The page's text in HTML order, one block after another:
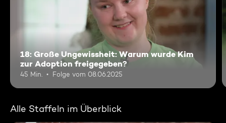
18: Große Ungewissheit: Warum wurde Kim
zur Adoption freigegeben?
45 Min. Folge vom 08.06.2025
Alle Staffeln im Überblick